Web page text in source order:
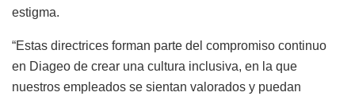
estigma.
“Estas directrices forman parte del compromiso continuo
en Diageo de crear una cultura inclusiva, en la que
nuestros empleados se sientan valorados y puedan